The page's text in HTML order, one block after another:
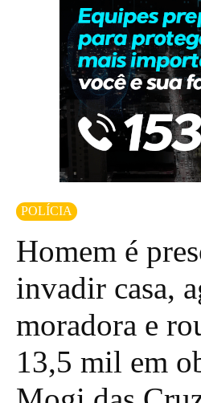
POLÍCIA
Homem é
invadir casa,
moradora e
13,5 mil em